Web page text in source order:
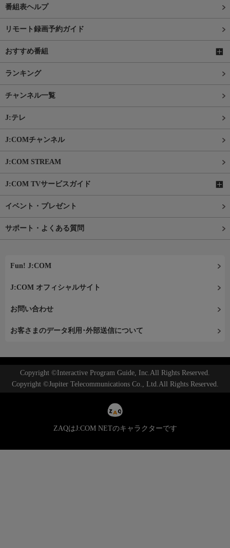
番組表ヘルプ
リモート録画予約ガイド
おすすめ番組
ランキング
チャンネル一覧
J:テレ
J:COMチャンネル
J:COM STREAM
J:COM TVサービスガイド
イベント・プレゼント
サポート・よくある質問
Fun! J:COM
J:COM オフィシャルサイト
お問い合わせ
お客さまのデータ利用･外部送信について
Copyright ©Interactive Program Guide, Inc.All Rights Reserved.
Copyright ©Jupiter Telecommunications Co., Ltd.All Rights Reserved.
ZAQはJ:COM NETのキャラクターです